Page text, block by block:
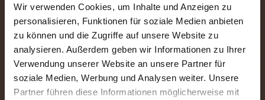
Wir verwenden Cookies, um Inhalte und Anzeigen zu
personalisieren, Funktionen für soziale Medien anbieten
zu können und die Zugriffe auf unsere Website zu
analysieren. Außerdem geben wir Informationen zu Ihrer
Verwendung unserer Website an unsere Partner für
soziale Medien, Werbung und Analysen weiter. Unsere
Partner führen diese Informationen möglicherweise mit
Ab €120 pro Nacht inkl. MwSt
Längsbetten und Hubbett
Abholort: Kiefersfelden (DE)
Schaltgetriebe